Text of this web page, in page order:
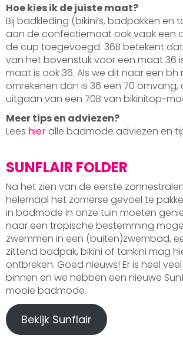
Hoe kies ik de juiste maat?
Bij badkleding (bikini’s, badpakken en
aan de confectiemaat ook vaak een
de cup toegevoegd. 36B betekent
van het bovenstuk voor een maat 36
maat is ook 36. Als we dit naar een bh
omrekenen dan is 36 een 70 omvang,
uitgaan van een 70B van bikinitop-
Meer tips en adviezen?
Lees hier alle badmode adviezen en
SUNFLAIR FOLDER
Na het zien van de eerste
helemaal het zomerse gevoel te
in badmode in onze tuin moeten
naar een tropische bestemming
zwemmen in een (buiten)zwembad,
zittend badpak, bikini of tankini mag
ontbreken. Goed nieuws! Er is heel
binnen en we hebben een nieuwe
mooie badmode.
Bekijk Sunflair